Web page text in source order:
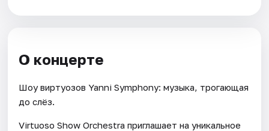
О концерте
Шоу виртуозов Yanni Symphony: музыка, трогающая
до слёз.
Virtuoso Show Orchestra приглашает на уникальное